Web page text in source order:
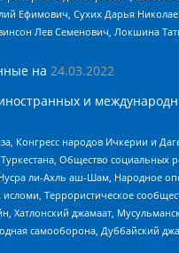
Ефимович, Сухих Дарья
Лев Семенович, Локшина
на 24.03.2022
и
народов Ичкерии и
Общество
ли-Ахль аш-Шам,
Террористическое
Хатлонский джамаат,
самооборона, Дуббайский